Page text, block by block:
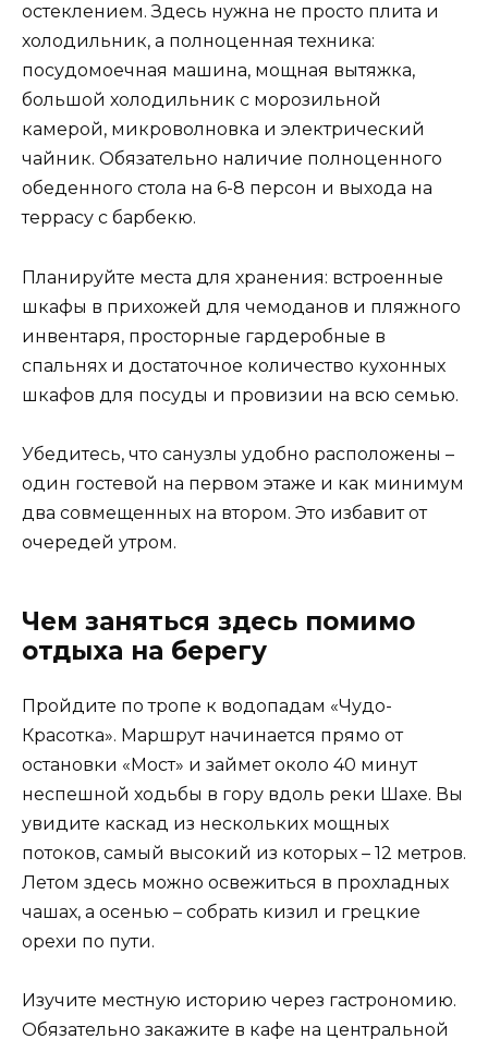
остеклением. Здесь нужна не просто плита и
холодильник, а полноценная техника:
посудомоечная машина, мощная вытяжка,
большой холодильник с морозильной
камерой, микроволновка и электрический
чайник. Обязательно наличие полноценного
обеденного стола на 6-8 персон и выхода на
террасу с барбекю.
Планируйте места для хранения: встроенные
шкафы в прихожей для чемоданов и пляжного
инвентаря, просторные гардеробные в
спальнях и достаточное количество кухонных
шкафов для посуды и провизии на всю семью.
Убедитесь, что санузлы удобно расположены –
один гостевой на первом этаже и как минимум
два совмещенных на втором. Это избавит от
очередей утром.
Чем заняться здесь помимо
отдыха на берегу
Пройдите по тропе к водопадам «Чудо-
Красотка». Маршрут начинается прямо от
остановки «Мост» и займет около 40 минут
неспешной ходьбы в гору вдоль реки Шахе. Вы
увидите каскад из нескольких мощных
потоков, самый высокий из которых – 12 метров.
Летом здесь можно освежиться в прохладных
чашах, а осенью – собрать кизил и грецкие
орехи по пути.
Изучите местную историю через гастрономию.
Обязательно закажите в кафе на центральной